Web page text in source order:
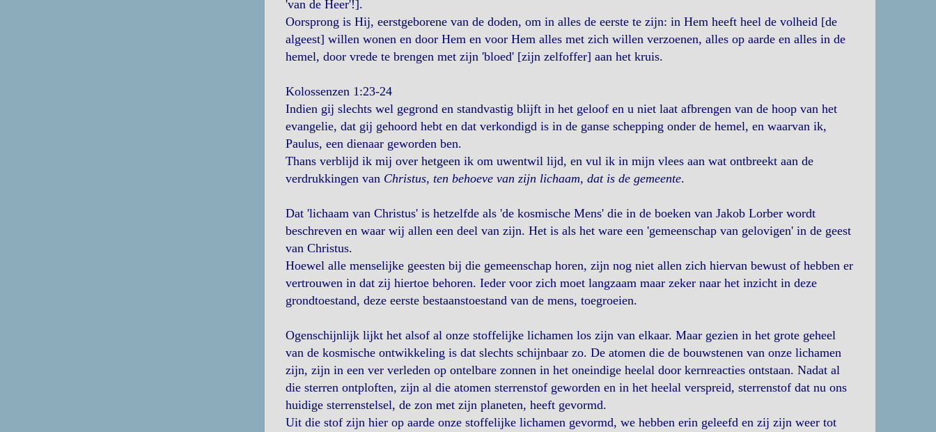
'van de Heer'!].
Oorsprong is Hij, eerstgeborene van de doden, om in alles de eerste te zijn: in Hem heeft heel de volheid [de
algeest] willen wonen en door Hem en voor Hem alles met zich willen verzoenen, alles op aarde en alles in de
hemel, door vrede te brengen met zijn 'bloed' [zijn zelfoffer] aan het kruis.
Kolossenzen 1:23-24
Indien gij slechts wel gegrond en standvastig blijft in het geloof en u niet laat afbrengen van de hoop van het
evangelie, dat gij gehoord hebt en dat verkondigd is in de ganse schepping onder de hemel, en waarvan ik,
Paulus, een dienaar geworden ben.
Thans verblijd ik mij over hetgeen ik om uwentwil lijd, en vul ik in mijn vlees aan wat ontbreekt aan de
verdrukkingen van Christus, ten behoeve van zijn lichaam, dat is de gemeente.
Dat 'lichaam van Christus' is hetzelfde als 'de kosmische Mens' die in de boeken van Jakob Lorber wordt
beschreven en waar wij allen een deel van zijn. Het is als het ware een 'gemeenschap van gelovigen' in de geest
van Christus.
Hoewel alle menselijke geesten bij die gemeenschap horen, zijn nog niet allen zich hiervan bewust of hebben er
vertrouwen in dat zij hiertoe behoren. Ieder voor zich moet langzaam maar zeker naar het inzicht in deze
grondtoestand, deze eerste bestaanstoestand van de mens, toegroeien.
Ogenschijnlijk lijkt het alsof al onze stoffelijke lichamen los zijn van elkaar. Maar gezien in het grote geheel
van de kosmische ontwikkeling is dat slechts schijnbaar zo. De atomen die de bouwstenen van onze lichamen
zijn, zijn in een ver verleden op ontelbare zonnen in het oneindige heelal door kernreacties ontstaan. Nadat al
die sterren ontploften, zijn al die atomen sterrenstof geworden en in het heelal verspreid, sterrenstof dat nu ons
huidige sterrenstelsel, de zon met zijn planeten, heeft gevormd.
Uit die stof zijn hier op aarde onze stoffelijke lichamen gevormd, we hebben erin geleefd en zij zijn weer tot